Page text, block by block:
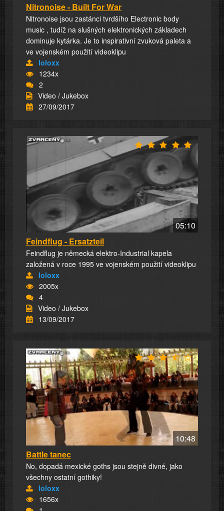
Nitronoise - Built For War
Nitronoise jsou zastánci tvrdšího Electronic body
music , tudíž na slušných elektronických základech
dominuje kytárka. Je to inspirativní zvuková paleta a
ve vojenském použití videoklipu
loloxx
1234x
2
Video / Jukebox
27/09/2017
05:10
Feindflug - Ersatzteil
Feindflug je německá elektro-Industrial kapela
založená v roce 1995 ve vojenském použití videoklipu
loloxx
2005x
4
Video / Jukebox
13/09/2017
10:48
Battle tanec
No, dopadá mexické goths jsou stejně divné, jako
všechny ostatní gothiky!
loloxx
1656x